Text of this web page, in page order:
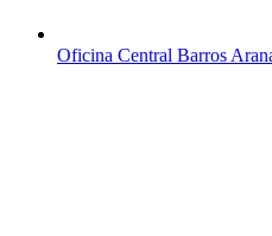
Oficina Central Barros